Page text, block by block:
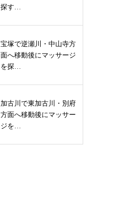
探す…
宝塚で逆瀬川・中山寺方
面へ移動後にマッサージ
を探…
加古川で東加古川・別府
方面へ移動後にマッサー
ジを…